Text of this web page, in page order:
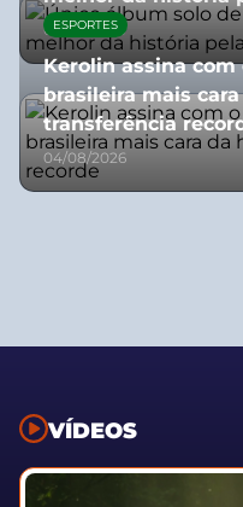
06/08/2026
ESPORTES
Kerolin assina com
brasileira mais
transferência
04/08/2026
VÍDEOS